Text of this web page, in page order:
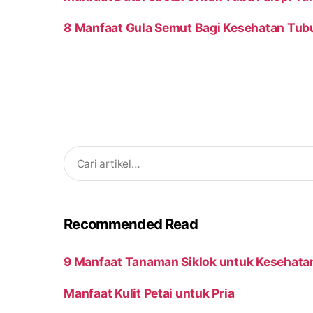
8 Manfaat Gula Semut Bagi Kesehatan
Search
for:
Recommended Read
9 Manfaat Tanaman Siklok untuk
Manfaat Kulit Petai untuk Pria